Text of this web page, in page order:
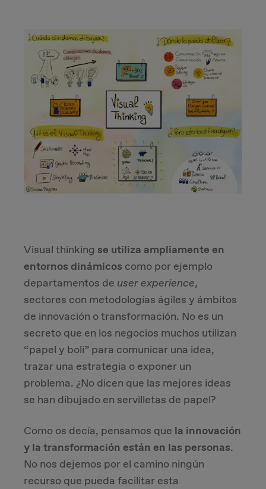
Visual thinking se utiliza ampliamente en
entornos dinámicos como por ejemplo
departamentos de user experience,
sectores con metodologías ágiles y ámbitos
de innovación o transformación. No es un
secreto que en los negocios muchos utilizan
“papel y boli” para comunicar una idea,
trazar una estrategia o exponer un
problema. ¿No dicen que las mejores ideas
se han dibujado en servilletas de papel?
Como os decía, pensamos que la innovación
y la transformación están en las personas.
No nos dejemos por el camino ningún
recurso que pueda facilitar esta